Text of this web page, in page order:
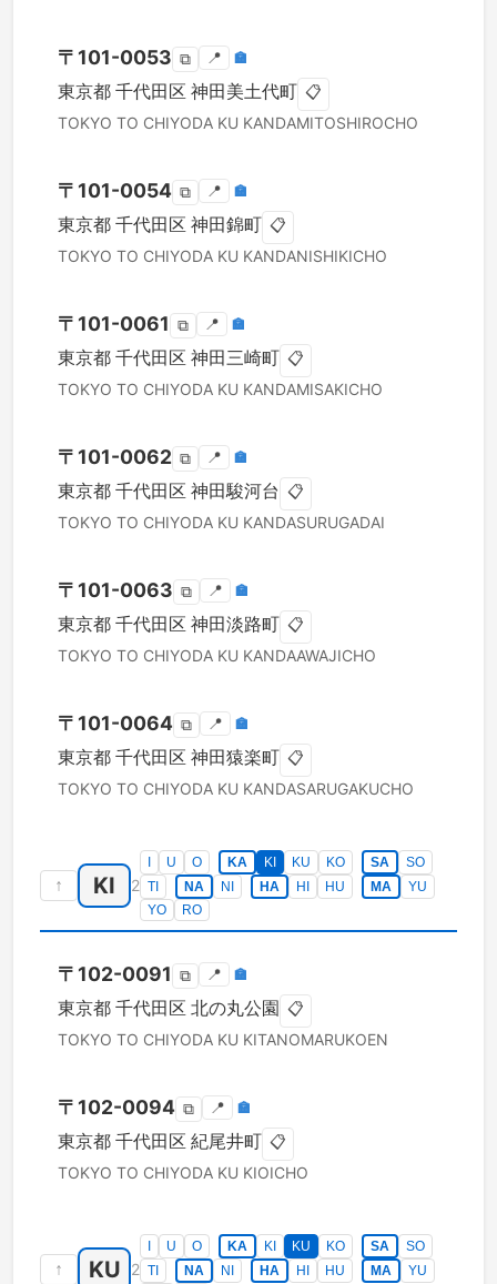
〒 101-0053 ⧉ 📍 🏣
東京都 千代田区 神田美土代町 📋
TOKYO TO CHIYODA KU KANDAMITOSHIROCHO
〒 101-0054 ⧉ 📍 🏣
東京都 千代田区 神田錦町 📋
TOKYO TO CHIYODA KU KANDANISHIKICHO
〒 101-0061 ⧉ 📍 🏣
東京都 千代田区 神田三崎町 📋
TOKYO TO CHIYODA KU KANDAMISAKICHO
〒 101-0062 ⧉ 📍 🏣
東京都 千代田区 神田駿河台 📋
TOKYO TO CHIYODA KU KANDASURUGADAI
〒 101-0063 ⧉ 📍 🏣
東京都 千代田区 神田淡路町 📋
TOKYO TO CHIYODA KU KANDAAWAJICHO
〒 101-0064 ⧉ 📍 🏣
東京都 千代田区 神田猿楽町 📋
TOKYO TO CHIYODA KU KANDASARUGAKUCHO
↑ KI 2
U O KA KI KU KO SA
SO
TI
NA NI HA HI HU MA
YU
YO
RO
〒 102-0091 ⧉ 📍 🏣
東京都 千代田区 北の丸公園 📋
TOKYO TO CHIYODA KU KITANOMARUKOEN
〒 102-0094 ⧉ 📍 🏣
東京都 千代田区 紀尾井町 📋
TOKYO TO CHIYODA KU KIOICHO
↑ KU 2
U O KA KI KU KO SA
SO
TI
NA NI HA HI HU MA
YU